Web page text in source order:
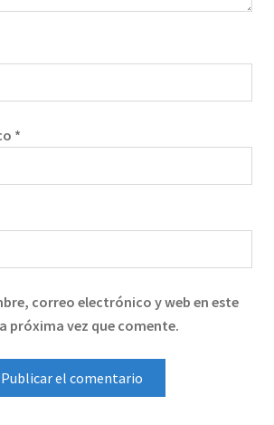
*
correo electrónico y web en este
próxima vez que comente.